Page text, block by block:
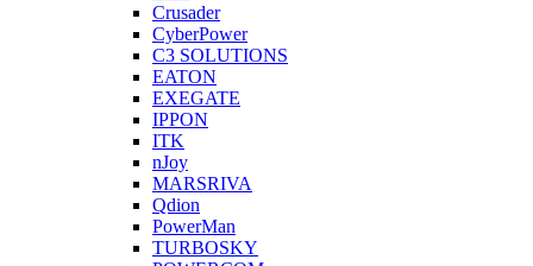
Crusader
CyberPower
C3 SOLUTIONS
EATON
EXEGATE
IPPON
ITK
nJoy
MARSRIVA
Qdion
PowerMan
TURBOSKY